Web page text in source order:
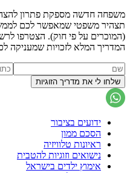
משפחה חדשה מספקת פתרון
תצהיר משפטי שמאפשר לכם לממש
(המוכרים על פי חוק). הצטרפו
המדריך המלא לזכויות שמעניקה
ידועים בציבור
הסכם ממון
ראיונות טלוויזיה
נישואים וזוגיות להטבית
אימוץ ילדים בישראל